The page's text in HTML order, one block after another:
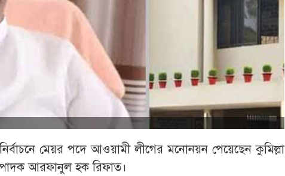
মেয়র পদে আওয়ামী লীগের মনোনয়ন পেয়েছেন কুমিল্লা
আরফানুল হক রিফাত।